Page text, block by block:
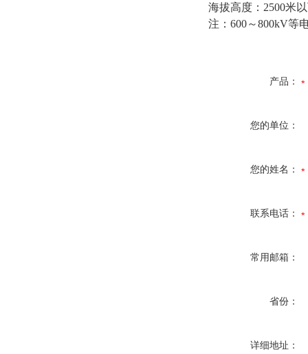
海拔高度：2500米
注：600～800kV等
产品：
您的单位：
您的姓名：
联系电话：
常用邮箱：
省份：
详细地址：